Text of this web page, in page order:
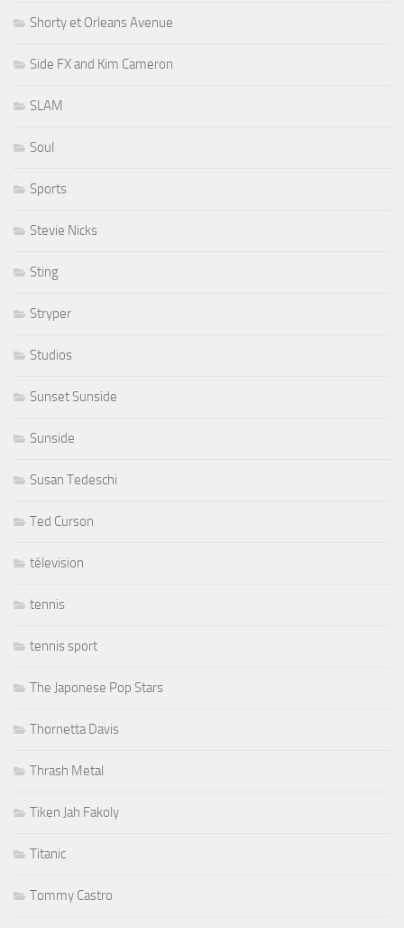
Shorty et Orleans Avenue
Side FX and Kim Cameron
SLAM
Soul
Sports
Stevie Nicks
Sting
Stryper
Studios
Sunset Sunside
Sunside
Susan Tedeschi
Ted Curson
télevision
tennis
tennis sport
The Japonese Pop Stars
Thornetta Davis
Thrash Metal
Tiken Jah Fakoly
Titanic
Tommy Castro